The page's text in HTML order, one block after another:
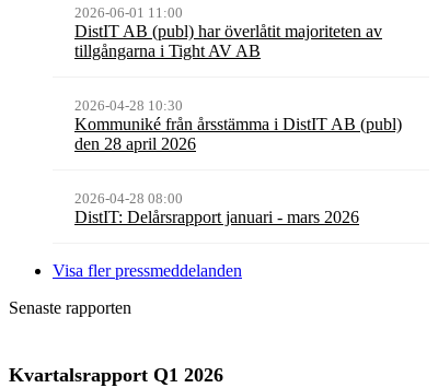
2026-06-01 11:00
DistIT AB (publ) har överlåtit majoriteten av
tillgångarna i Tight AV AB
2026-04-28 10:30
Kommuniké från årsstämma i DistIT AB (publ)
den 28 april 2026
2026-04-28 08:00
DistIT: Delårsrapport januari - mars 2026
Visa fler pressmeddelanden
Senaste rapporten
Kvartalsrapport Q1 2026